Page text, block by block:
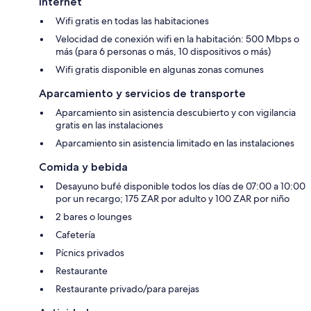
Wifi gratis en todas las habitaciones
Velocidad de conexión wifi en la habitación: 500 Mbps o
más (para 6 personas o más, 10 dispositivos o más)
Wifi gratis disponible en algunas zonas comunes
Aparcamiento y servicios de transporte
Aparcamiento sin asistencia descubierto y con vigilancia
gratis en las instalaciones
Aparcamiento sin asistencia limitado en las instalaciones
Comida y bebida
Desayuno bufé disponible todos los días de 07:00 a 10:00
por un recargo; 175 ZAR por adulto y 100 ZAR por niño
2 bares o lounges
Cafetería
Pícnics privados
Restaurante
Restaurante privado/para parejas